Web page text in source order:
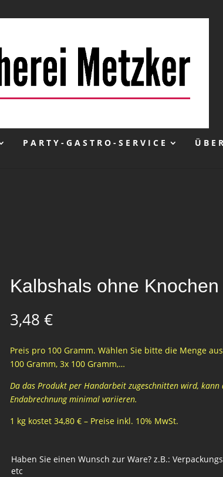
PARTY-GASTRO-SERVICE
Kalbshals ohne Knochen
3,48 €
Preis pro 100 Gramm. Wählen Sie bitte die Menge
100 Gramm, 3x 100 Gramm,…
Da das Produkt per Handarbeit zugeschnitten wird, kann
Endabrechnung minimal variieren.
1 kg kostet 34,80 € – Preise inkl. 10% MwSt.
Haben Sie einen Wunsch zur Ware? z.B.:
etc